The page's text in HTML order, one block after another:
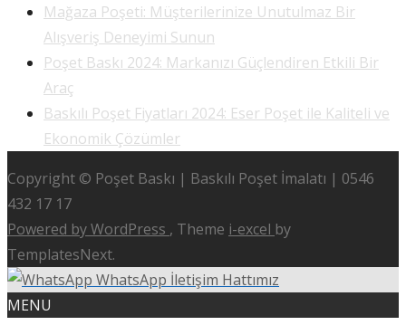
Mağaza Poşeti: Müşterilerinize Unutulmaz Bir
Alışveriş Deneyimi Sunun
Poşet Baskı 2024: Markanızı Güçlendiren Etkili Bir
Araç
Baskılı Poşet Fiyatları 2024: Eser Poşet ile Kaliteli ve
Ekonomik Çözümler
Copyright © Poşet Baskı | Baskılı Poşet İmalatı | 0546
432 17 17
Powered by WordPress , Theme i-excel by
TemplatesNext.
WhatsApp İletişim Hattımız
MENU